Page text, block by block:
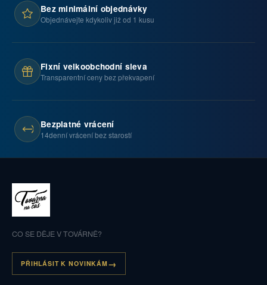
Bez minimální objednávky
Objednávejte kdykoliv již od 1 kusu
Fixní velkoobchodní sleva
Transparentní ceny bez překvapení
Bezplatné vrácení
14denní vrácení bez starostí
CO SE DĚJE V TOVÁRNĚ?
PŘIHLÁSIT K NOVINKÁM